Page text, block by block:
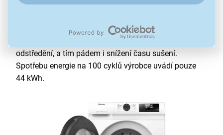
zajišťuje dlouhou životnost itichý provoz
večer nebo odpoledne, když děti spí, a nebudete při
1 400 ot/minposkytne účinnější
odstředění, a tím pádem i snížení času sušení.
Spotřebu energie na 100 cyklů výrobce uvádí pouze
44 kWh.